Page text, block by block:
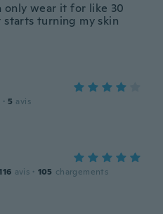
only wear it for like 30
turning my skin
· 5 avis
avis · 105 chargements